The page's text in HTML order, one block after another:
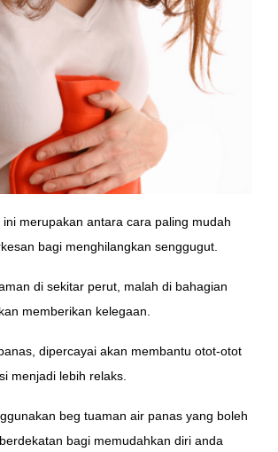
merupakan antara cara paling mudah
bagi menghilangkan senggugut.
di sekitar perut, malah di bahagian
memberikan kelegaan.
dipercayai akan membantu otot-otot
menjadi lebih relaks.
beg tuaman air panas yang boleh
bagi memudahkan diri anda